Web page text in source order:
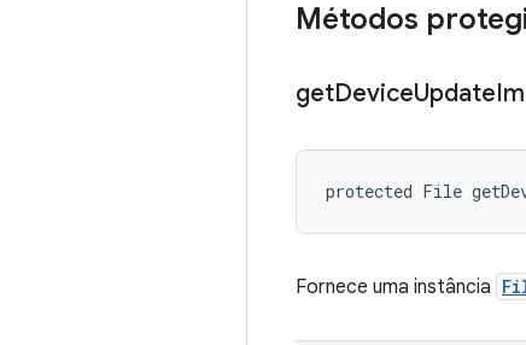
Métodos
getDeviceUpdate
protected File
Fornece uma instância